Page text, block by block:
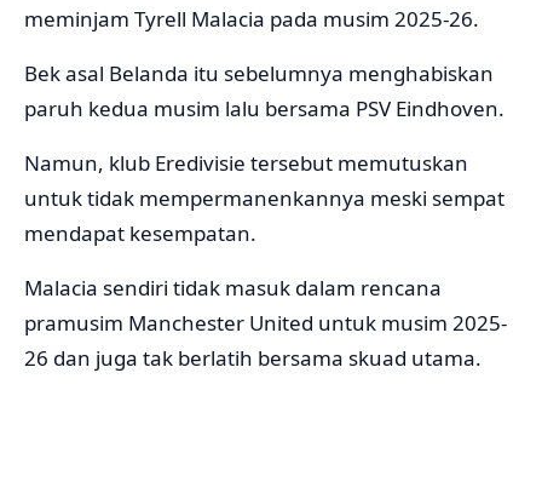
meminjam Tyrell Malacia pada musim 2025-26.
Bek asal Belanda itu sebelumnya menghabiskan
paruh kedua musim lalu bersama PSV Eindhoven.
Namun, klub Eredivisie tersebut memutuskan
untuk tidak mempermanenkannya meski sempat
mendapat kesempatan.
Malacia sendiri tidak masuk dalam rencana
pramusim Manchester United untuk musim 2025-
26 dan juga tak berlatih bersama skuad utama.